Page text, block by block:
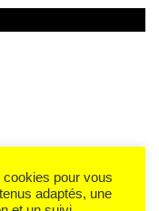
pour vous
adaptés, une